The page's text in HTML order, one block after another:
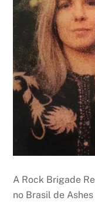
A Rock Brigade
no Brasil de